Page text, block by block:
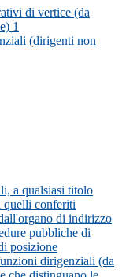
di vertice (da
1
(dirigenti non
a qualsiasi titolo
conferiti
di indirizzo
pubbliche di
posizione
dirigenziali (da